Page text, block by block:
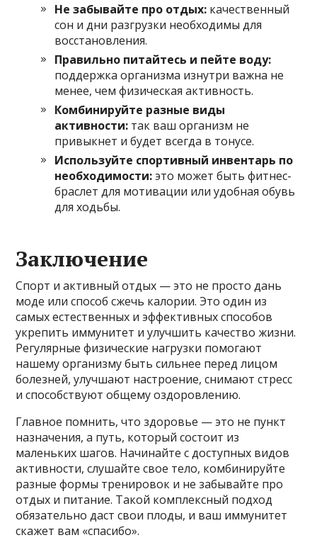
Не забывайте про отдых: качественный
сон и дни разгрузки необходимы для
восстановления.
Правильно питайтесь и пейте воду:
поддержка организма изнутри важна не
менее, чем физическая активность.
Комбинируйте разные виды
активности: так ваш организм не
привыкнет и будет всегда в тонусе.
Используйте спортивный инвентарь по
необходимости:это может быть фитнес-
браслет для мотивации или удобная обувь
для ходьбы.
Заключение
Спорт и активный отдых — это не просто дань
моде или способ сжечь калории. Это один из
самых естественных и эффективных способов
укрепить иммунитет и улучшить качество жизни.
Регулярные физические нагрузки помогают
нашему организму быть сильнее перед лицом
болезней, улучшают настроение, снимают стресс
и способствуют общему оздоровлению.
Главное помнить, что здоровье — это не пункт
назначения, а путь, который состоит из
маленьких шагов. Начинайте с доступных видов
активности, слушайте свое тело, комбинируйте
разные формы тренировок и не забывайте про
отдых и питание. Такой комплексный подход
обязательно даст свои плоды, и ваш иммунитет
скажет вам «спасибо».